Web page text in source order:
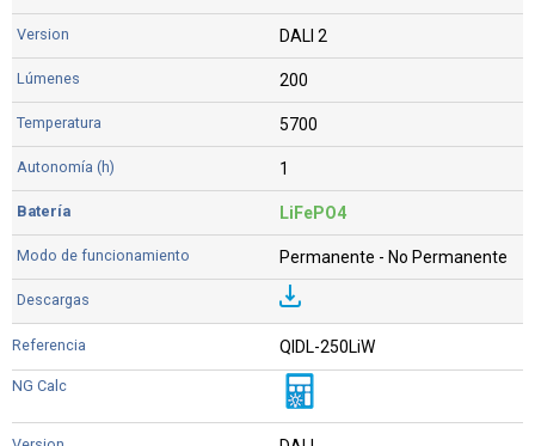
DALI 2
200
5700
1
LiFePO4
Permanente - No Permanente
QIDL-250LiW